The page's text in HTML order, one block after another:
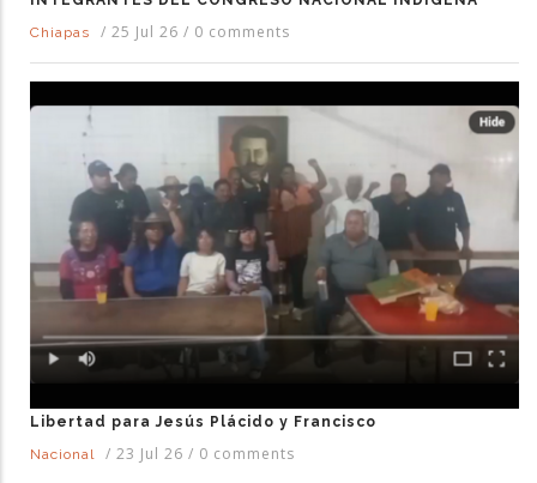
Chiapas
/ 25 Jul 26 / 0 comments
Libertad para Jesús Plácido y Francisco
Nacional
/ 23 Jul 26 / 0 comments